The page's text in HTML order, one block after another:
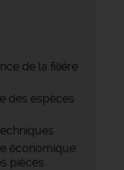
de la filière
des espèces
économique
pièces